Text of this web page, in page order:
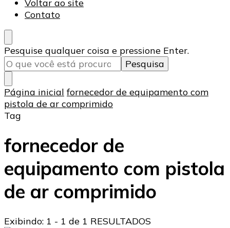
Voltar ao site
Contato
Procurando
algo?
Pesquise qualquer coisa e pressione Enter.
Página inicial fornecedor de equipamento com
pistola de ar comprimido
Tag
fornecedor de
equipamento com pistola
de ar comprimido
Exibindo: 1 - 1 de 1 RESULTADOS